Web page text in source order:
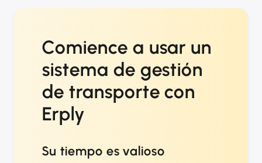
Comience a usar un
sistema de gestión
de transporte con
Erply
Su tiempo es valioso